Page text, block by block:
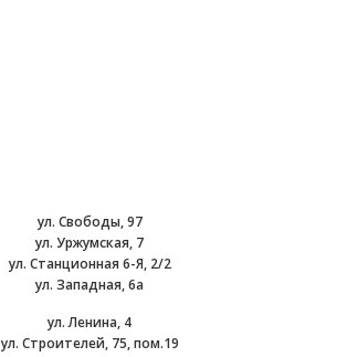
ул. Свободы, 97
ул. Уржумская, 7
ул. Станционная 6-Я, 2/2
ул. Западная, 6а
ул. Ленина, 4
ул. Строителей, 75, пом.19